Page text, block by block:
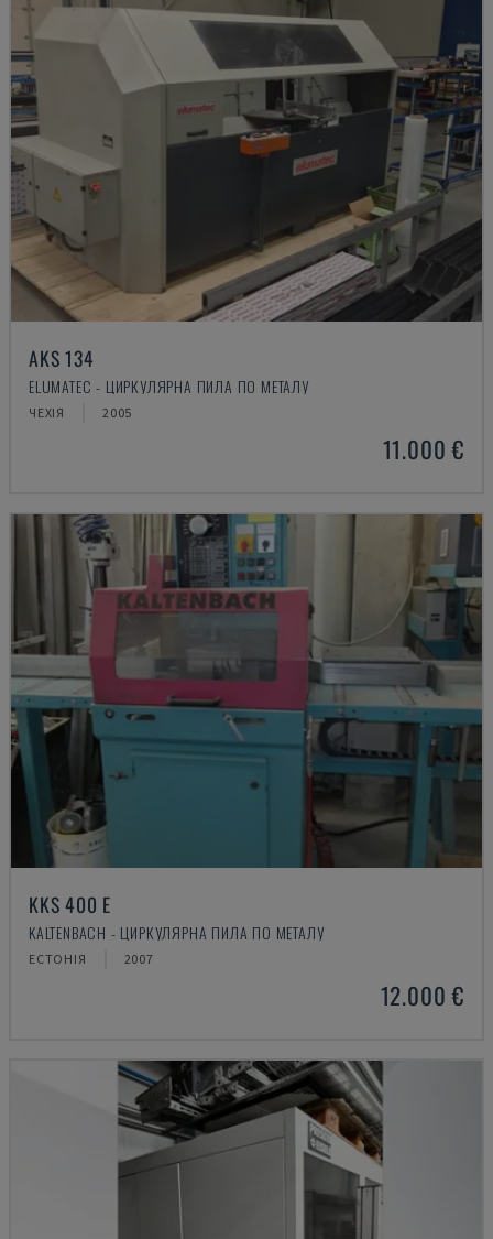
AKS 134
ELUMATEC - ЦИРКУЛЯРНА ПИЛА ПО МЕТАЛУ
ЧЕХІЯ 2005
11.000 €
KKS 400 E
KALTENBACH - ЦИРКУЛЯРНА ПИЛА ПО МЕТАЛУ
ЕСТОНІЯ 2007
12.000 €